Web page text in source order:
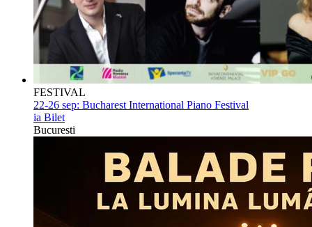
FESTIVAL
22-26 sep: Bucharest International Piano Festival
ia Bilet
Bucuresti